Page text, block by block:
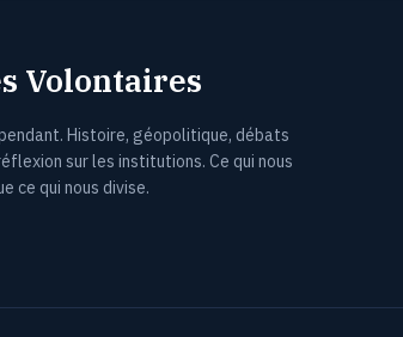
Volontaires
Histoire, géopolitique, débats
sur les institutions. Ce qui nous
ce qui nous divise.